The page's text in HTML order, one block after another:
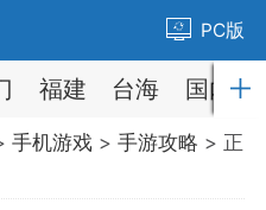
PC版
福建 台海 国内
手机游戏> 手游攻略 > 正